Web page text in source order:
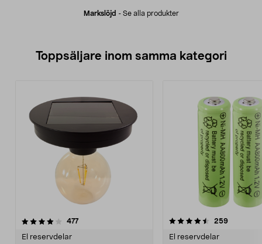
Markslöjd - Se alla produkter
Toppsäljare inom samma kategori
477recensioner
El reservdelar
4.5 av 5 stjärnor 259
El reservdelar
4.5 av 5 stjärnor